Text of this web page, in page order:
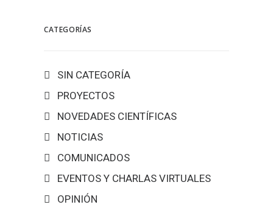
CATEGORÍAS
SIN CATEGORÍA
PROYECTOS
NOVEDADES CIENTÍFICAS
NOTICIAS
COMUNICADOS
EVENTOS Y CHARLAS VIRTUALES
OPINIÓN